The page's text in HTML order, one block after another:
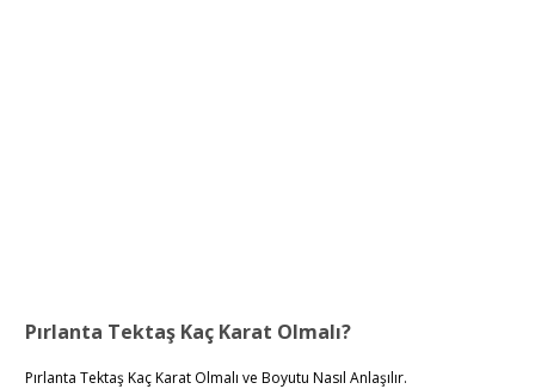
Pırlanta Tektaş Kaç Karat Olmalı?
Pırlanta Tektaş Kaç Karat Olmalı ve Boyutu Nasıl Anlaşılır.